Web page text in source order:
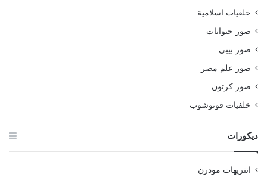
خلفيات اسلامية
صور حيوانات
صور بيبي
صور علم مصر
صور كرتون
خلفيات فوتوشوب
ديكورات
انتريهات مودرن